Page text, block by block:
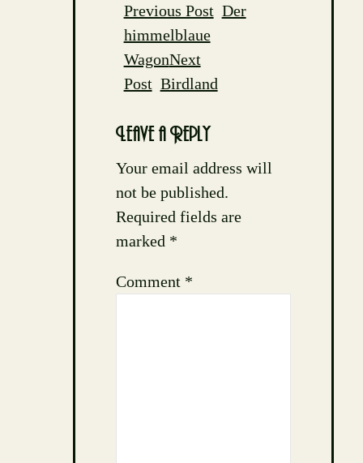
Post
navigation
Previous Post Der
himmelblaue
WagonNext
Post Birdland
Leave a Reply
Your email address will
not be published.
Required fields are
marked *
Comment *